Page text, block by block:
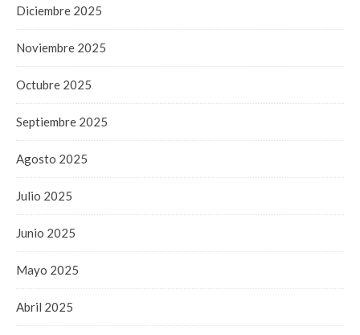
Diciembre 2025
Noviembre 2025
Octubre 2025
Septiembre 2025
Agosto 2025
Julio 2025
Junio 2025
Mayo 2025
Abril 2025